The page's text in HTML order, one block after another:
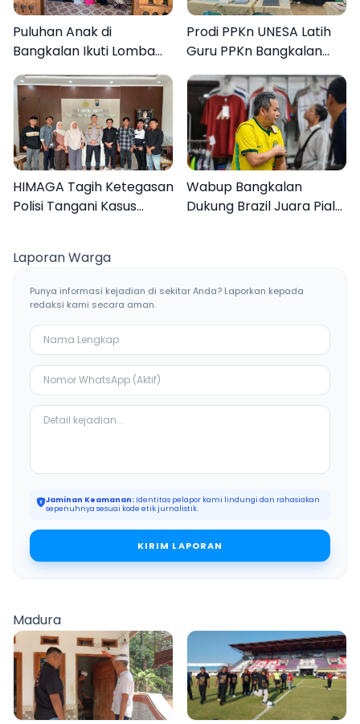
Puluhan Anak di
Bangkalan Ikuti Lomba
Mewarnai Bertema
Liburan Keluarga
Prodi PPKn UNESA Latih
Guru PPKn Bangkalan
dengan Pembelajaran
Inovasi Teknologi
HIMAGA Tagih Ketegasan
Polisi Tangani Kasus
Wabup Bangkalan
Dukung Brazil Juara Piala
Laporan Warga
Punya informasi kejadian di sekitar Anda? Laporkan kepada
redaksi kami secara aman.
Jaminan Keamanan: Identitas pelapor kami lindungi dan rahasiakan
sepenuhnya sesuai kode etik jurnalistik.
KIRIM LAPORAN
Madura